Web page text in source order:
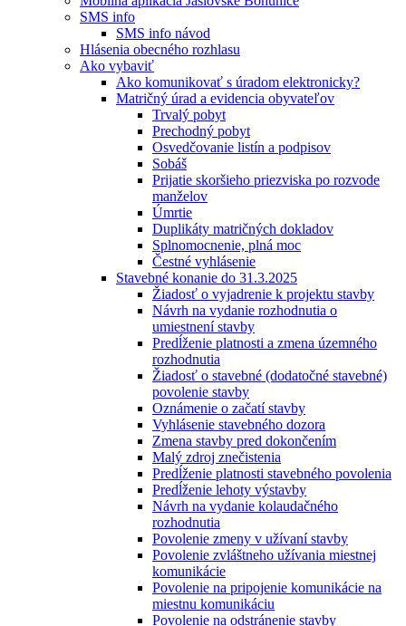
SMS info
SMS info návod
Hlásenia obecného rozhlasu
Ako vybaviť
Ako komunikovať s úradom elektronicky?
Matričný úrad a evidencia obyvateľov
Trvalý pobyt
Prechodný pobyt
Osvedčovanie listín a podpisov
Sobáš
Prijatie skoršieho priezviska po rozvode
manželov
Úmrtie
Duplikáty matričných dokladov
Splnomocnenie, plná moc
Čestné vyhlásenie
Stavebné konanie do 31.3.2025
Žiadosť o vyjadrenie k projektu stavby
Návrh na vydanie rozhodnutia o
umiestnení stavby
Predĺženie platnosti a zmena územného
rozhodnutia
Žiadosť o stavebné (dodatočné stavebné)
povolenie stavby
Oznámenie o začatí stavby
Vyhlásenie stavebného dozora
Zmena stavby pred dokončením
Malý zdroj znečistenia
Predĺženie platnosti stavebného povolenia
Predĺženie lehoty výstavby
Návrh na vydanie kolaudačného
rozhodnutia
Povolenie zmeny v užívaní stavby
Povolenie zvláštneho užívania miestnej
komunikácie
Povolenie na pripojenie komunikácie na
miestnu komunikáciu
Povolenie na odstránenie stavby